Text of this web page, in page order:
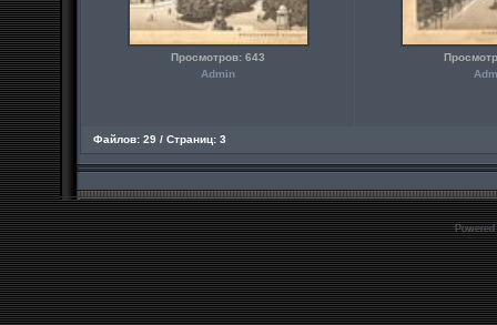
Просмотров: 643
Admin
Файлов: 29 / Страниц: 3